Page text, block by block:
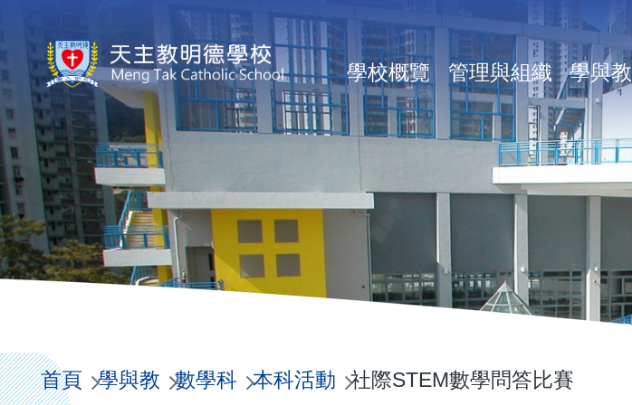
Main
navigation
學校概覽 管理與組織 學與教
首頁 學與教 數學科 本科活動 社際STEM數學問答比賽